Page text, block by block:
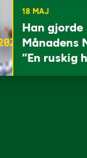
18 MAJ
Han gjorde
Månadens
”En ruskig